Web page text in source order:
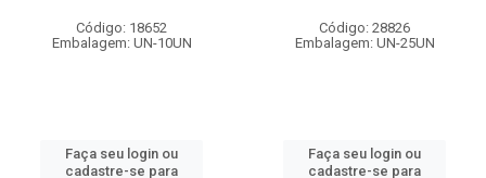
Código: 18652
Embalagem: UN-10UN
Faça seu login ou
cadastre-se para
Código: 28826
Embalagem: UN-25UN
Faça seu login ou
cadastre-se para